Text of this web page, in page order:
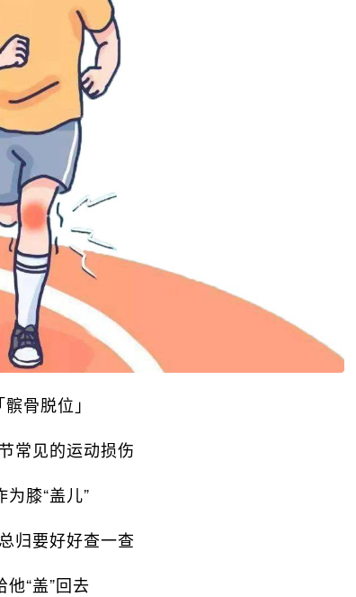
髌骨脱位」
常见的运动损伤
为膝“盖儿”
归要好好查一查
他“盖”回去